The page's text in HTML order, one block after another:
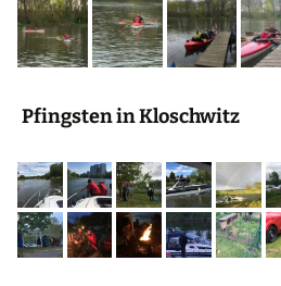
Pfingsten in Kloschwitz